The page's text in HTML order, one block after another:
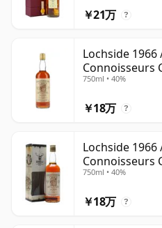
￥21万 ?
Lochside
Connoisseurs
750ml • 40%
￥18万 ?
Lochside
Connoisseurs
750ml • 40%
￥18万 ?